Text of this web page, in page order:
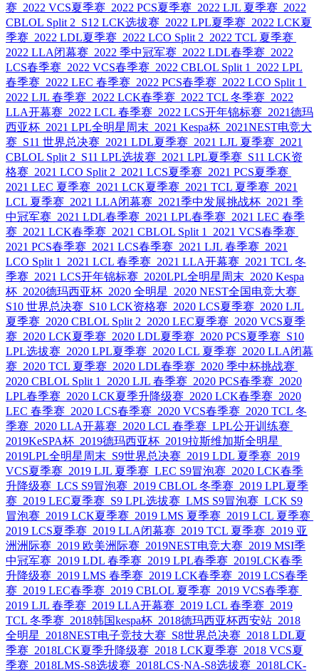
赛 2022 VCS夏季赛 2022 PCS夏季赛 2022 LJL 夏季赛 2022
CBLOL Split 2 S12 LCK选拔赛 2022 LPL夏季赛 2022 LCK夏
季赛 2022 LDL夏季赛 2022 LCO Split 2 2022 TCL 夏季赛
2022 LLA闭幕赛 2022 季中冠军赛 2022 LDL春季赛 2022
LCS春季赛 2022 VCS春季赛 2022 CBLOL Split 1
2022 LPL
春季赛 2022 LEC 春季赛 2022 PCS春季赛 2022 LCO Split 1
2022 LJL 春季赛 2022 LCK春季赛 2022 TCL 冬季赛 2022
LLA开幕赛 2022 LCL 春季赛 2022 LCS开年锦标赛 2021德玛
西亚杯 2021 LPL全明星周末 2021 Kespa杯 2021NEST电竞大
赛 S11 世界总决赛 2021 LDL夏季赛 2021 LJL 夏季赛 2021
CBLOL Split 2 S11 LPL选拔赛 2021 LPL夏季赛 S11 LCK资
格赛 2021 LCO Split 2 2021 LCS夏季赛 2021 PCS夏季赛
2021 LEC 夏季赛 2021 LCK夏季赛 2021 TCL 夏季赛 2021
LCL 夏季赛 2021 LLA闭幕赛 2021季中发展挑战杯 2021 季
中冠军赛 2021 LDL春季赛 2021 LPL春季赛 2021 LEC 春季
赛 2021 LCK春季赛 2021 CBLOL Split 1
2021 VCS春季赛
2021 PCS春季赛 2021 LCS春季赛 2021 LJL 春季赛 2021
LCO Split 1
2021 LCL 春季赛 2021 LLA开幕赛 2021 TCL 冬
季赛 2021 LCS开年锦标赛 2020LPL全明星周末 2020 Kespa
杯 2020德玛西亚杯 2020 全明星
2020 NEST全国电竞大赛
S10 世界总决赛 S10 LCK资格赛 2020 LCS夏季赛 2020 LJL
夏季赛 2020 CBLOL Split 2 2020 LEC夏季赛 2020 VCS夏季
赛 2020 LCK夏季赛 2020 LDL夏季赛 2020 PCS夏季赛 S10
LPL选拔赛 2020 LPL夏季赛 2020 LCL 夏季赛 2020 LLA闭幕
赛 2020 TCL 夏季赛 2020 LDL春季赛 2020 季中杯挑战赛
2020 CBLOL Split 1
2020 LJL 春季赛 2020 PCS春季赛 2020
LPL春季赛 2020 LCK夏季升降级赛 2020 LCK春季赛 2020
LEC 春季赛 2020 LCS春季赛 2020 VCS春季赛 2020 TCL 冬
季赛 2020 LLA开幕赛 2020 LCL 春季赛 LPL公开训练赛
2019KeSPA杯 2019德玛西亚杯 2019拉斯维加斯全明星
2019LPL全明星周末 S9世界总决赛 2019 LDL 夏季赛 2019
VCS夏季赛 2019 LJL 夏季赛 LEC S9冒泡赛 2020 LCK春季
升降级赛 LCS S9冒泡赛 2019 CBLOL 冬季赛 2019 LPL夏季
赛 2019 LEC夏季赛 S9 LPL选拔赛 LMS S9冒泡赛 LCK S9
冒泡赛 2019 LCK夏季赛 2019 LMS 夏季赛 2019 LCL 夏季赛
2019 LCS夏季赛 2019 LLA闭幕赛 2019 TCL 夏季赛 2019 亚
洲洲际赛 2019 欧美洲际赛 2019NEST电竞大赛 2019 MSI季
中冠军赛 2019 LDL 春季赛 2019 LPL春季赛 2019LCK春季
升降级赛 2019 LMS 春季赛 2019 LCK春季赛 2019 LCS春季
赛 2019 LEC春季赛 2019 CBLOL 夏季赛 2019 VCS春季赛
2019 LJL 春季赛 2019 LLA开幕赛 2019 LCL 春季赛 2019
TCL 冬季赛 2018韩国kespa杯 2018德玛西亚杯西安站 2018
全明星
2018NEST电子竞技大赛 S8世界总决赛 2018 LDL夏
季赛 2018LCK夏季升降级赛 2018 LCK夏季赛 2018 VCS夏
季赛 2018LMS-S8选拔赛 2018LCS·NA-S8选拔赛 2018LCK-